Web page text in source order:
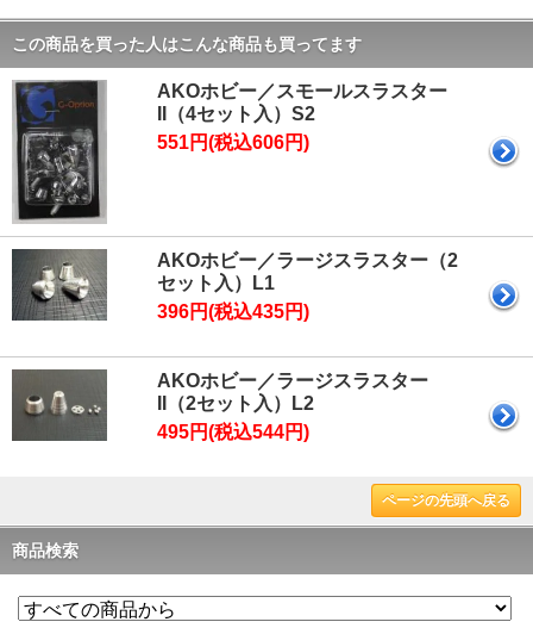
この商品を買った人はこんな商品も買ってます
AKOホビー／スモールスラスター
II（4セット入）S2
551円(税込606円)
AKOホビー／ラージスラスター（2
セット入）L1
396円(税込435円)
AKOホビー／ラージスラスター
II（2セット入）L2
495円(税込544円)
ページの先頭へ戻る
商品検索